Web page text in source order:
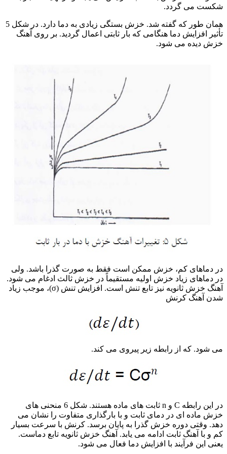
شکست می گردد.
همان طور که گفته شد. خزش بستگی زیادی به دما دارد. در شکل 5
تأثیر افزایش دما هنگامی که بار ثابتی اعمال گردید. بر روی آهنگ
خزش دیده می شود.
در دماهای کم، خزش ممکن است فقط به صورت گذرا باشد. ولی
در دماهای زیاد خزش اولیه مستقیماً در خزش ثالث ادغام می شود.
آهنگ خزش ثانویه نیز تابع تنش است. افزایش تنش (σ)، موجب زیاد
شدن آهنگ کرنش
می شود. که از رابطه زیر پیروی می کند.
در این رابطه C و n ثابت های ماده هستند. شکل 6 منحنی های
خزش ماده ای در دمای ثابت و با بارگذاری متفاوت را نشان می
دهد. وقتی دوره خزش گذرا به پایان برسد. کرنش با سرعت بسیار
کم و با آهنگ ثابت ادامه می یابد. آهنگ خزش ثانویه تابع دماست.
یعنی این فرآیند با افزایش دما فعال می شود.